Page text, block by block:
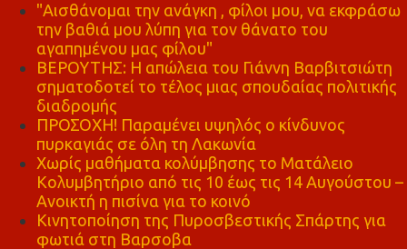
"Αισθάνομαι την ανάγκη , φίλοι μου, να εκφράσω
την βαθιά μου λύπη για τον θάνατο του
αγαπημένου μας φίλου"
ΒΕΡΟΥΤΗΣ: Η απώλεια του Γιάννη Βαρβιτσιώτη
σηματοδοτεί το τέλος μιας σπουδαίας πολιτικής
διαδρομής
ΠΡΟΣΟΧΗ! Παραμένει υψηλός ο κίνδυνος
πυρκαγιάς σε όλη τη Λακωνία
Χωρίς μαθήματα κολύμβησης το Ματάλειο
Κολυμβητήριο από τις 10 έως τις 14 Αυγούστου –
Ανοικτή η πισίνα για το κοινό
Κινητοποίηση της Πυροσβεστικής Σπάρτης για
φωτιά στη Βαρσοβα